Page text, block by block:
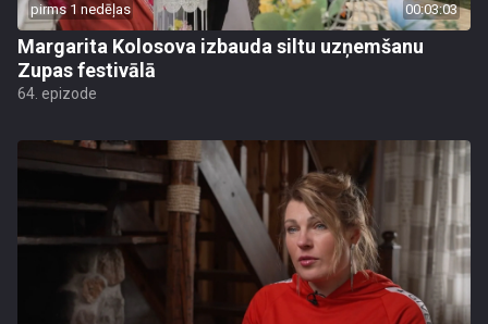
pirms 1 nedēļas 00:03:03
Margarita Kolosova izbauda siltu uzņemšanu
Zupas festivālā
64. epizode